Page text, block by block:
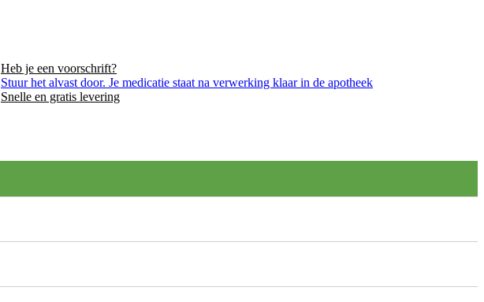
Heb je een voorschrift?
Stuur het alvast door. Je medicatie staat na verwerking klaar in de apotheek
Snelle en gratis levering